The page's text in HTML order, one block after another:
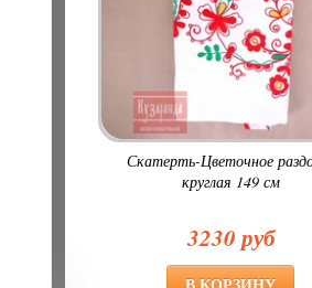
Скатерть-Цветочное
круглая 149 см
3230 руб